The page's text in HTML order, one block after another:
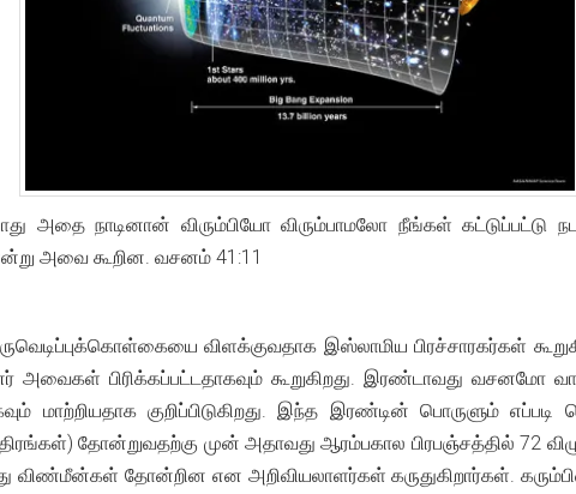
அதை நாடினான் விரும்பியோ விரும்பாமலோ நீங்கள் கட்டுப்பட்டு
அவை கூறின. வசனம் 41:11
விளக்குவதாக இஸ்லாமிய பிரச்சாரகர்கள்
அவைகள் பிரிக்கப்பட்டதாகவும் கூறுகிறது. இரண்டாவது வசனமோ
மாற்றியதாக குறிப்பிடுகிறது. இந்த இரண்டின் பொருளும்
தோன்றுவதற்கு முன் அதாவது ஆரம்பகால பிரபஞ்சத்தில் 72
விண்மீன்கள் தோன்றின என அறிவியலாளர்கள் கருதுகிறார்கள்.